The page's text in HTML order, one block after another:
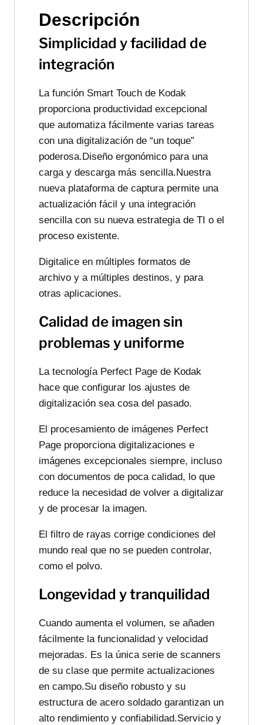
Descripción
Simplicidad y facilidad de
integración
La función Smart Touch de Kodak
proporciona productividad excepcional
que automatiza fácilmente varias tareas
con una digitalización de “un toque”
poderosa.Diseño ergonómico para una
carga y descarga más sencilla.Nuestra
nueva plataforma de captura permite una
actualización fácil y una integración
sencilla con su nueva estrategia de TI o el
proceso existente.
Digitalice en múltiples formatos de
archivo y a múltiples destinos, y para
otras aplicaciones.
Calidad de imagen sin
problemas y uniforme
La tecnología Perfect Page de Kodak
hace que configurar los ajustes de
digitalización sea cosa del pasado.
El procesamiento de imágenes Perfect
Page proporciona digitalizaciones e
imágenes excepcionales siempre, incluso
con documentos de poca calidad, lo que
reduce la necesidad de volver a digitalizar
y de procesar la imagen.
El filtro de rayas corrige condiciones del
mundo real que no se pueden controlar,
como el polvo.
Longevidad y tranquilidad
Cuando aumenta el volumen, se añaden
fácilmente la funcionalidad y velocidad
mejoradas. Es la única serie de scanners
de su clase que permite actualizaciones
en campo.Su diseño robusto y su
estructura de acero soldado garantizan un
alto rendimiento y confiabilidad.Servicio y